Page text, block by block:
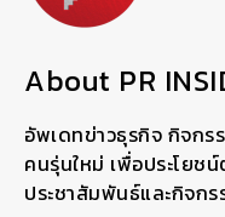
About PR
อัพเดทข่าวธุรกิจ กิจกร
คนรุ่นใหม่ เพื่อประโยช
ประชาสัมพันธ์และกิจก